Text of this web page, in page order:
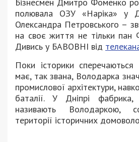
полювала ОЗУ «Наріка» у
Олександра Петровського –
на своє життя не тільки
Дивись у БАВОВНІ від
Поки історики
має, так звана, Володарка
промислової архітектури,
баталії. У Дніпрі
називають Володаркою,
території історичних